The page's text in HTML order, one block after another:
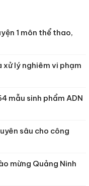
1 môn thể thao,
xử lý nghiêm vi phạm
mẫu sinh phẩm ADN
sâu cho công
mừng Quảng Ninh